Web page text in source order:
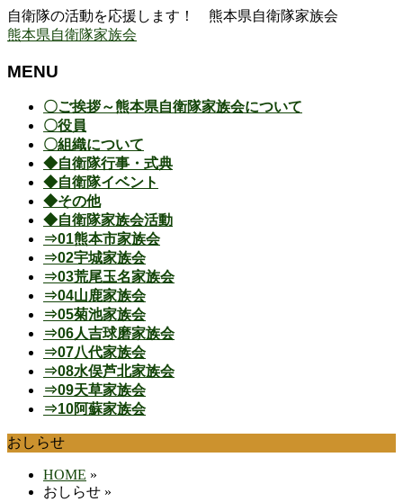
自衛隊の活動を応援します！ 熊本県自衛隊家族会
熊本県自衛隊家族会
MENU
〇ご挨拶～熊本県自衛隊家族会について
〇役員
〇組織について
◆自衛隊行事・式典
◆自衛隊イベント
◆その他
◆自衛隊家族会活動
⇒01熊本市家族会
⇒02宇城家族会
⇒03荒尾玉名家族会
⇒04山鹿家族会
⇒05菊池家族会
⇒06人吉球磨家族会
⇒07八代家族会
⇒08水俣芦北家族会
⇒09天草家族会
⇒10阿蘇家族会
おしらせ
HOME »
おしらせ »